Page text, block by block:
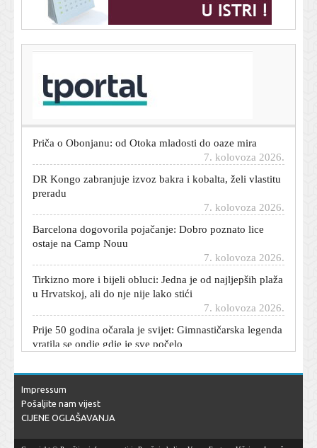
Predah će kratko trajati - i to samo u nekim regijama:
Evo kad će opet 'zapeći'
7. kolovoza 2026.
DR Kongo zabranjuje izvoz bakra i kobalta, želi vlastitu
preradu
Barcelona dogovorila pojačanje: Dobro poznato lice
ostaje na Camp Nouu
Tirkizno more i bijeli obluci: Jedna je od najljepših plaža
u Hrvatskoj, ali do nje nije lako stići
Prije 50 godina očarala je svijet: Gimnastičarska legenda
vratila se ondje gdje je sve počelo
Preokret u prijestolnici električnih auta: Hibridi ih sada
Impressum
Pošaljite nam vijest
CIJENE OGLAŠAVANJA